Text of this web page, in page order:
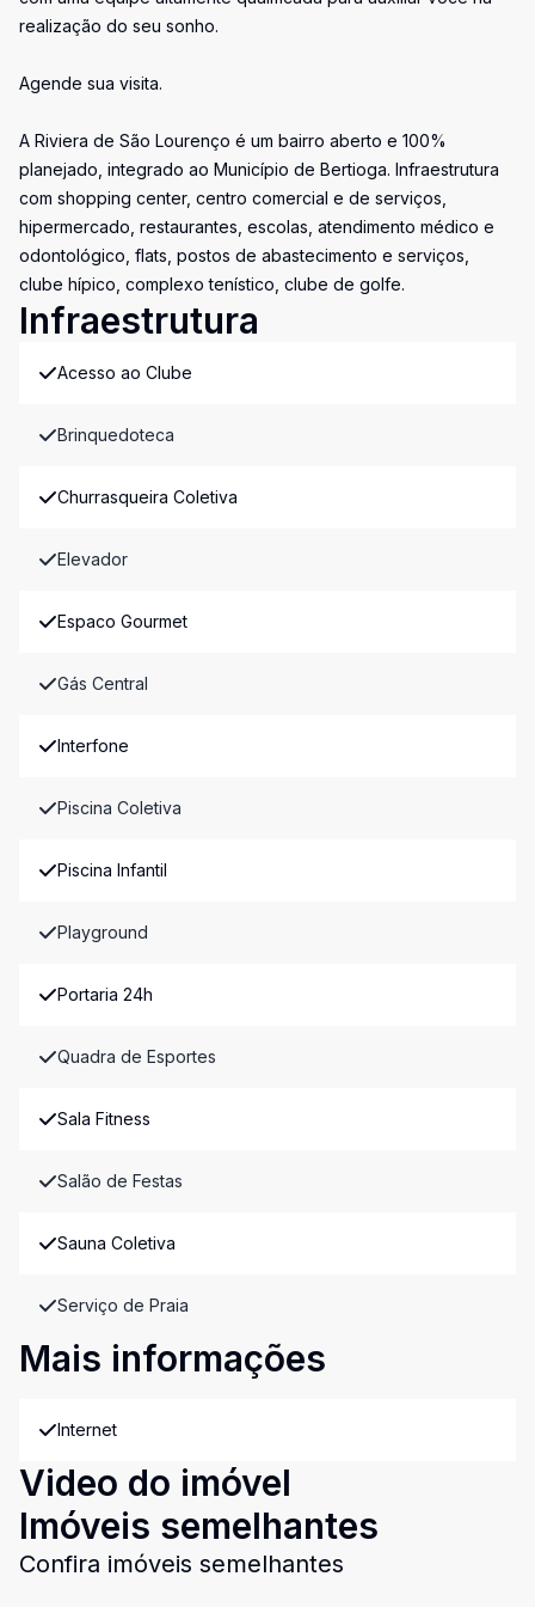
realização do seu sonho.
Agende sua visita.
A Riviera de São Lourenço é um bairro aberto e 100%
planejado, integrado ao Município de Bertioga. Infraestrutura
com shopping center, centro comercial e de serviços,
hipermercado, restaurantes, escolas, atendimento médico e
odontológico, flats, postos de abastecimento e serviços,
clube hípico, complexo tenístico, clube de golfe.
Infraestrutura
Acesso ao Clube
Brinquedoteca
Churrasqueira Coletiva
Elevador
Espaco Gourmet
Gás Central
Interfone
Piscina Coletiva
Piscina Infantil
Playground
Portaria 24h
Quadra de Esportes
Sala Fitness
Salão de Festas
Sauna Coletiva
Serviço de Praia
Mais informações
Internet
Video do imóvel
Imóveis semelhantes
Confira imóveis semelhantes